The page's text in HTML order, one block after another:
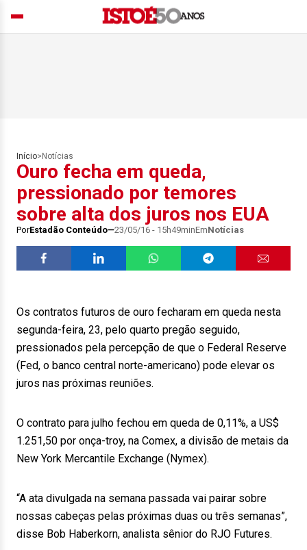
Início> Notícias
Ouro fecha em queda,
pressionado por temores
sobre alta dos juros nos EUA
PorEstadão Conteúdo 23/05/16 - 15h49minEmNotícias
Os contratos futuros de ouro fecharam em queda nesta
segunda-feira, 23, pelo quarto pregão seguido,
pressionados pela percepção de que o Federal Reserve
(Fed, o banco central norte-americano) pode elevar os
juros nas próximas reuniões.
O contrato para julho fechou em queda de 0,11%, a US$
1.251,50 por onça-troy, na Comex, a divisão de metais da
New York Mercantile Exchange (Nymex).
“A ata divulgada na semana passada vai pairar sobre
nossas cabeças pelas próximas duas ou três semanas”,
disse Bob Haberkorn, analista sênior do RJO Futures.